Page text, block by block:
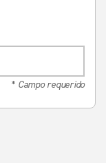
* Campo requerido